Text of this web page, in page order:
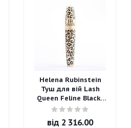
Helena Rubinstein
Туш для вій Lash
Queen Feline Blacks
Mascara
від 2 316.00